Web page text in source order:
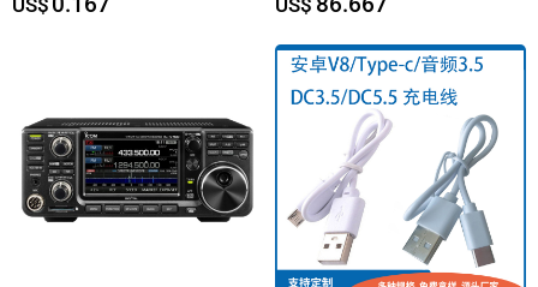
para computadora portátil
de tres pantallas de una
línea